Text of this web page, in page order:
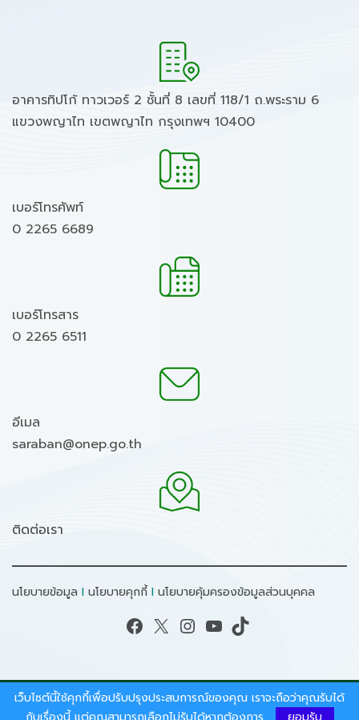
อาคารทิปโก้ ทาวเวอร์ 2 ชั้นที่ 8 เลขที่ 118/1 ถ.พระราม 6
แขวงพญาไท เขตพญาไท กรุงเทพฯ 10400
เบอร์โทรศัพท์
0 2265 6689
เบอร์โทรสาร
0 2265 6511
อีเมล
saraban@onep.go.th
ติดต่อเรา
นโยบายข้อมูล I นโยบายคุกกี้ I นโยบายคุ้มครองข้อมูลส่วนบุคคล
Facebook X Instagram YouTube TikTok
สงวนลิขสิทธิ์ © 2026 - สำนักงานนโยบายและแผน
เว็บไซต์นี้ใช้คุกกี้เพื่อปรับปรุงประสบการณ์ของคุณ เราจะถือว่าคุณรับได้